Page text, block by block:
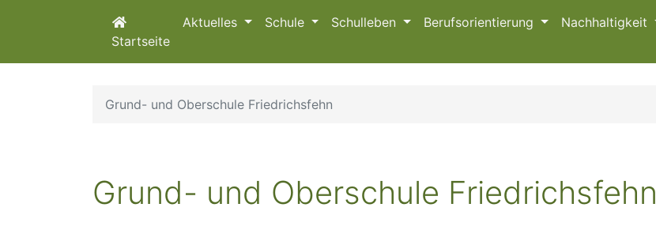
Startseite
Aktuelles Schule Schulleben Berufsorientierung Nachhaltigkeit
Grund- und Oberschule Friedrichsfehn
Grund- und Oberschule Friedrichsfehn